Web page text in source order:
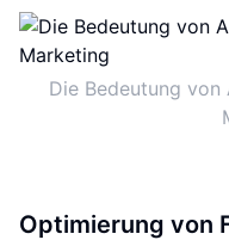
Die Bedeutung
Optimierung von